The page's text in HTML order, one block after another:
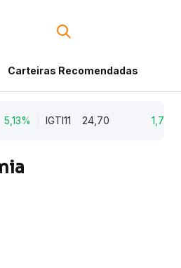
Carteiras Recomendadas
IGTI11 24,70 1,77%